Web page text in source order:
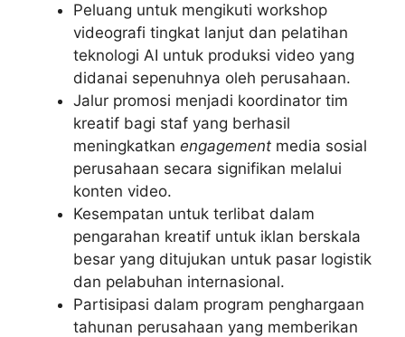
Peluang untuk mengikuti workshop
videografi tingkat lanjut dan pelatihan
teknologi AI untuk produksi video yang
didanai sepenuhnya oleh perusahaan.
Jalur promosi menjadi koordinator tim
kreatif bagi staf yang berhasil
meningkatkan engagement media sosial
perusahaan secara signifikan melalui
konten video.
Kesempatan untuk terlibat dalam
pengarahan kreatif untuk iklan berskala
besar yang ditujukan untuk pasar logistik
dan pelabuhan internasional.
Partisipasi dalam program penghargaan
tahunan perusahaan yang memberikan